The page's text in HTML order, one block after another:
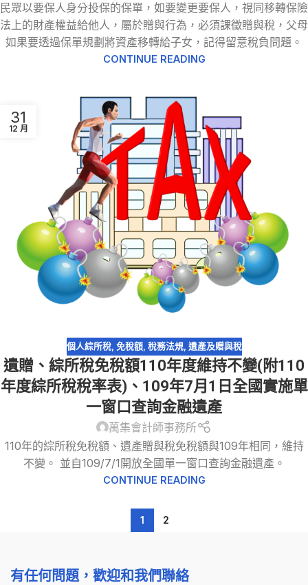
民眾以要保人身分投保的保單，如要變更要保人，視同移轉保險
法上的財產權益給他人，屬於贈與行為，必須課徵贈與稅，父母
如果要透過保單規劃將資產移轉給子女，記得留意稅負問題。
CONTINUE READING
31
12 月
個人綜所稅, 免稅額, 稅務法規, 遺產及贈與稅
遺贈、綜所稅免稅額110年度維持不變(附110
年度綜所稅稅率表)、109年7月1日全國實施單
一窗口查詢金融遺產
萬集會計師事務所
110年的綜所稅免稅額、遺產贈與稅免稅額與109年相同，維持
不變。 並自109/7/1開放全國單一窗口查詢金融遺產。
CONTINUE READING
1 2
有任何問題，歡迎和我們聯絡